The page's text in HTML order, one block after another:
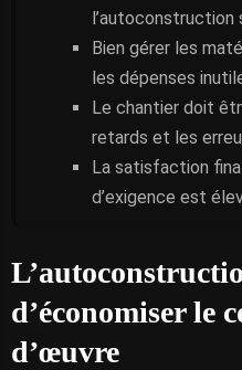
l’autoconstruction
Bien gérer les
les dépenses
Le chantier doit
retards et les
La satisfaction
d’exigence est
d’économiser le
d’œuvre